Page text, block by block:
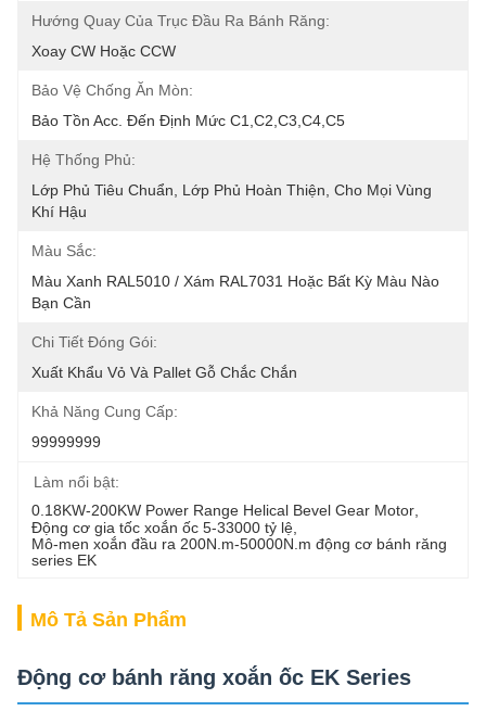
Hướng Quay Của Trục Đầu Ra Bánh Răng:
Xoay CW Hoặc CCW
Bảo Vệ Chống Ăn Mòn:
Bảo Tồn Acc. Đến Định Mức C1,C2,C3,C4,C5
Hệ Thống Phủ:
Lớp Phủ Tiêu Chuẩn, Lớp Phủ Hoàn Thiện, Cho Mọi Vùng
Khí Hậu
Màu Sắc:
Màu Xanh RAL5010 / Xám RAL7031 Hoặc Bất Kỳ Màu Nào
Bạn Cần
Chi Tiết Đóng Gói:
Xuất Khẩu Vỏ Và Pallet Gỗ Chắc Chắn
Khả Năng Cung Cấp:
99999999
Làm nổi bật:
0.18KW-200KW Power Range Helical Bevel Gear Motor
Động cơ gia tốc xoắn ốc 5-33000 tỷ lệ
Mô-men xoắn đầu ra 200N.m-50000N.m động cơ bánh răng
series EK
Mô Tả Sản Phẩm
Động cơ bánh răng xoắn ốc EK Series